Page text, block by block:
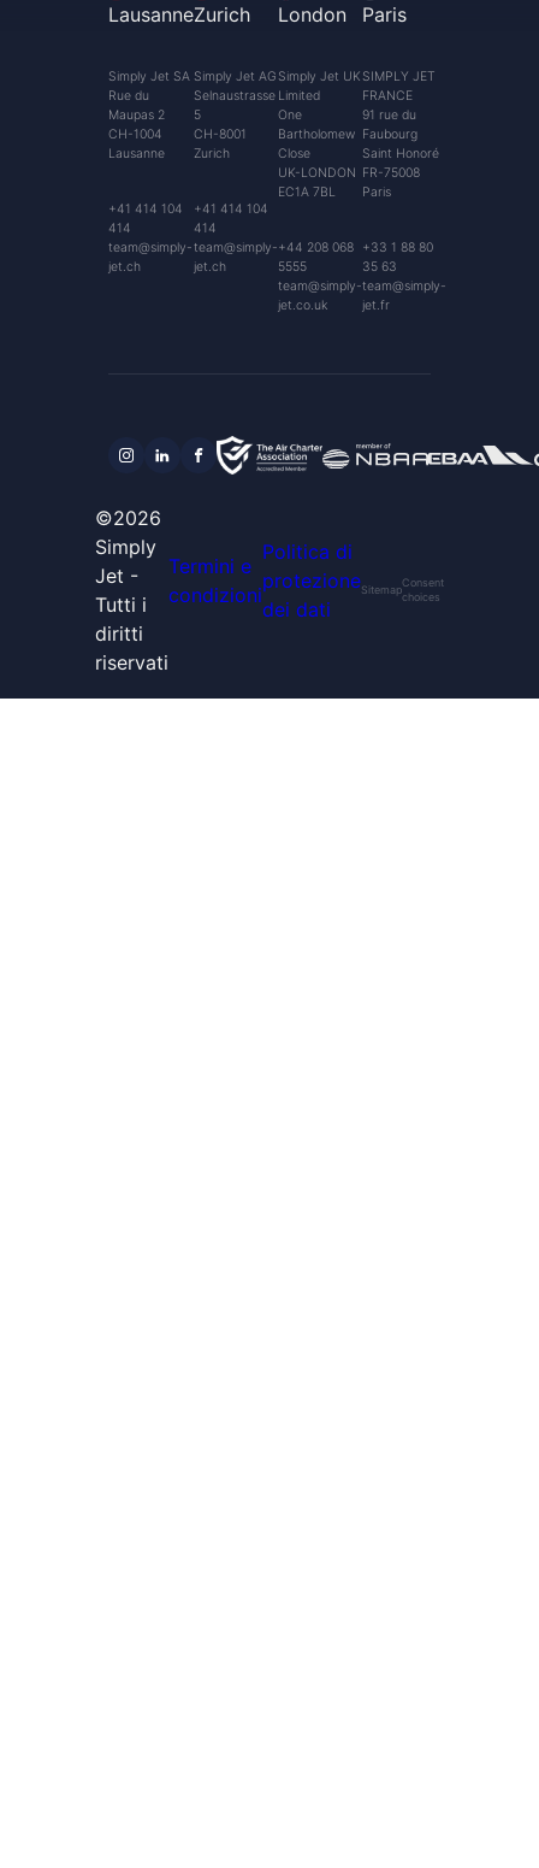
Lausanne
Simply Jet SA
Rue du
Maupas 2
CH-1004
Lausanne
+41 414 104
414
team@simply-
jet.ch
Zurich
Simply Jet AG
Selnaustrasse
5
CH-8001
Zurich
+41 414 104
414
team@simply-
jet.ch
London
Simply Jet UK
Limited
One
Bartholomew
Close
UK-LONDON
EC1A 7BL
+44 208 068
5555
team@simply-
jet.co.uk
Paris
SIMPLY JET
FRANCE
91 rue du
Faubourg
Saint Honoré
FR-75008
Paris
+33 1 88 80
35 63
team@simply-
jet.fr
©2026
Simply
Jet -
Tutti i
diritti
riservati
Termini e
condizioni
Politica di
protezione
dei dati
Sitemap
Consent
choices